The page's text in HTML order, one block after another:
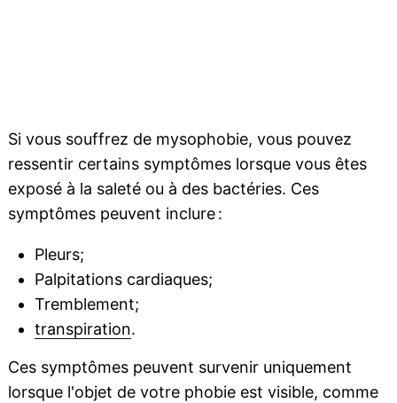
Si vous souffrez de mysophobie, vous pouvez
ressentir certains symptômes lorsque vous êtes
exposé à la saleté ou à des bactéries. Ces
symptômes peuvent inclure :
Pleurs;
Palpitations cardiaques;
Tremblement;
transpiration.
Ces symptômes peuvent survenir uniquement
lorsque l'objet de votre phobie est visible, comme